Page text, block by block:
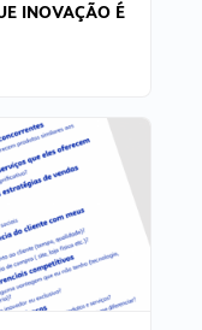
INOVAÇÃO É